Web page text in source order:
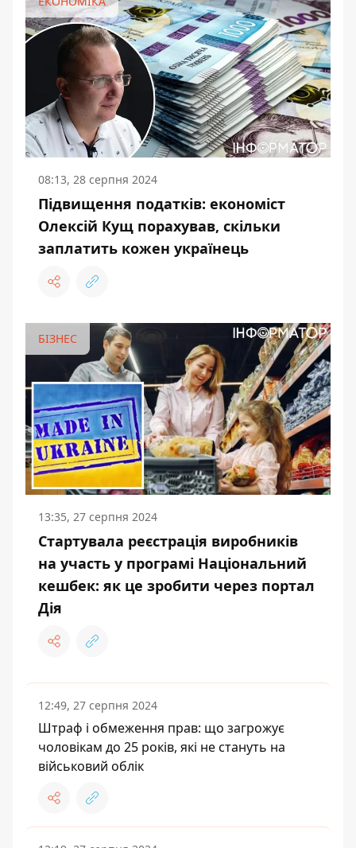
08:13, 28 серпня 2024
Підвищення податків: економіст
Олексій Кущ порахував, скільки
заплатить кожен українець
БІЗНЕС
13:35, 27 серпня 2024
Стартувала реєстрація виробників
на участь у програмі Національний
кешбек: як це зробити через портал
Дія
12:49, 27 серпня 2024
Штраф і обмеження прав: що загрожує
чоловікам до 25 років, які не стануть на
військовий облік